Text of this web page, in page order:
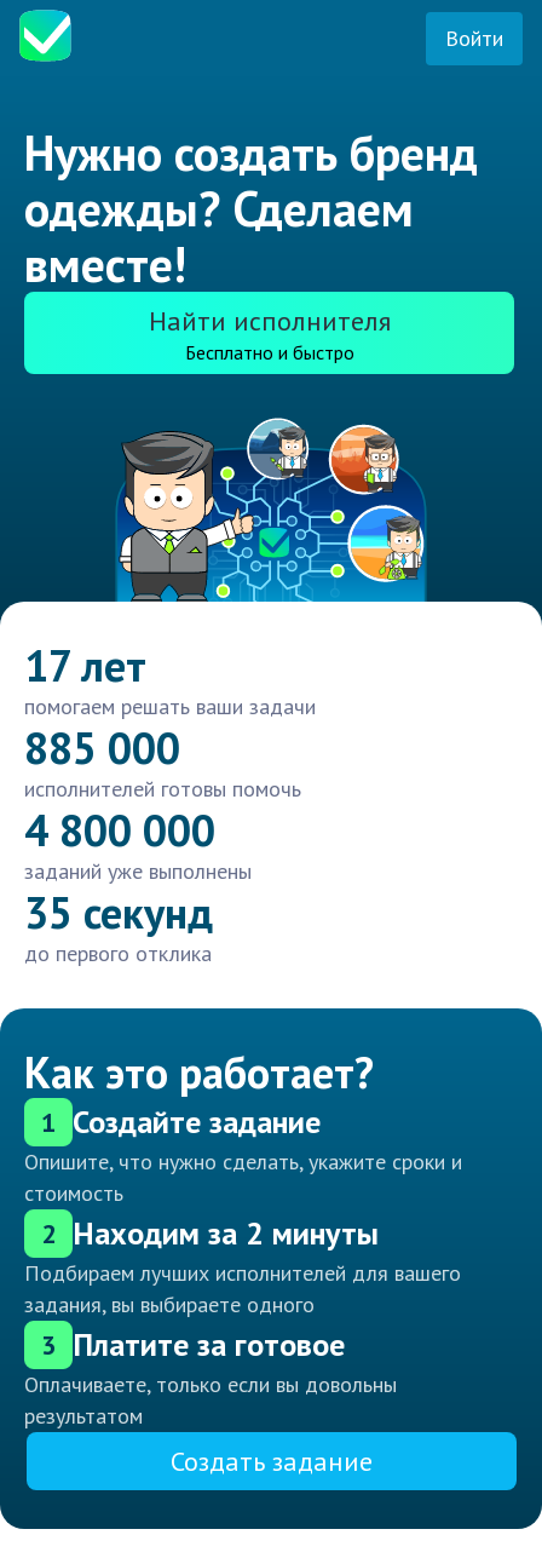
Войти
Нужно создать бренд
одежды? Сделаем
вместе!
Найти исполнителя
Бесплатно и быстро
17 лет
помогаем решать ваши задачи
885 000
исполнителей готовы помочь
4 800 000
заданий уже выполнены
35 секунд
до первого отклика
Как это работает?
1 Создайте задание
Опишите, что нужно сделать, укажите сроки и
стоимость
2 Находим за 2 минуты
Подбираем лучших исполнителей для вашего
задания, вы выбираете одного
3 Платите за готовое
Оплачиваете, только если вы довольны
результатом
Создать задание